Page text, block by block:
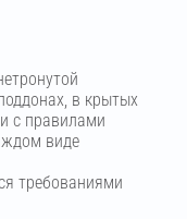
в крытых
с правилами
виде
требованиями